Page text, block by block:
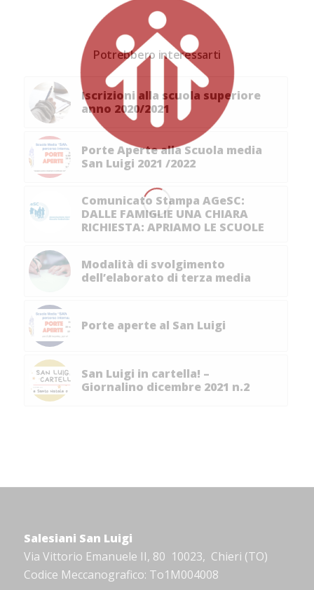
Potrebbero interessarti
Iscrizioni alla scuola superiore
anno 2020/2021
Porte Aperte alla Scuola media
San Luigi 2021 /2022
Comunicato Stampa AGeSC:
DALLE FAMIGLIE UNA CHIARA
RICHIESTA: APRIAMO LE SCUOLE
Modalità di svolgimento
dell’elaborato di terza media
Porte aperte al San Luigi
San Luigi in cartella! –
Giornalino dicembre 2021 n.2
Salesiani San Luigi
Via Vittorio Emanuele II, 80 10023, Chieri (TO)
Codice Meccanografico: To1M004008